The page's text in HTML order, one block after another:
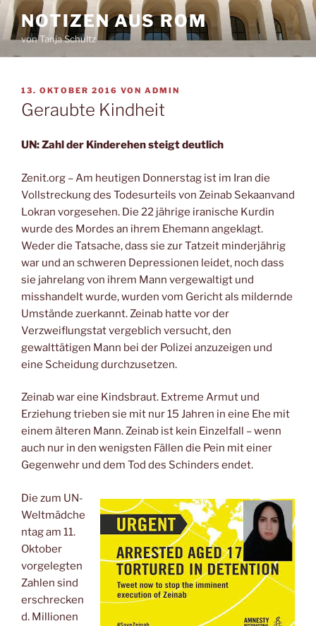
Zum
Inhalt
springen
NOTIZEN AUS ROM
von Tanja Schultz
VERÖFFENTLICHT
AM
13. OKTOBER 2016 VON ADMIN
Geraubte Kindheit
UN: Zahl der Kinderehen steigt deutlich
Zenit.org – Am heutigen Donnerstag ist im Iran die
Vollstreckung des Todesurteils von Zeinab Sekaanvand
Lokran vorgesehen. Die 22 jährige iranische Kurdin
wurde des Mordes an ihrem Ehemann angeklagt.
Weder die Tatsache, dass sie zur Tatzeit minderjährig
war und an schweren Depressionen leidet, noch dass
sie jahrelang von ihrem Mann vergewaltigt und
misshandelt wurde, wurden vom Gericht als mildernde
Umstände zuerkannt. Zeinab hatte vor der
Verzweiflungstat vergeblich versucht, den
gewalttätigen Mann bei der Polizei anzuzeigen und
eine Scheidung durchzusetzen.
Zeinab war eine Kindsbraut. Extreme Armut und
Erziehung trieben sie mit nur 15 Jahren in eine Ehe mit
einem älteren Mann. Zeinab ist kein Einzelfall – wenn
auch nur in den wenigsten Fällen die Pein mit einer
Gegenwehr und dem Tod des Schinders endet.
Die zum UN-
Weltmädche
ntag am 11.
Oktober
vorgelegten
Zahlen sind
erschrecken
d. Millionen